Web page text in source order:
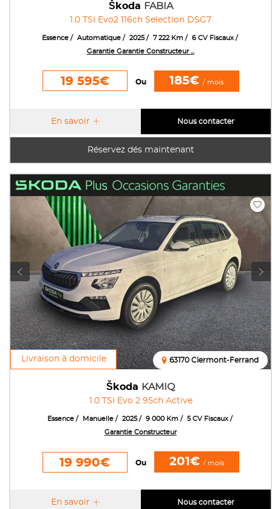
Škoda FABIA
1.0 TSI Evo2 116ch Selection DSG7
Essence Automatique 2025 7 222 Km
6 CV Fiscaux
Garantie Garantie Constructeur ...
19 595€ Ou 185€ / mois
Réservez dés maintenant
En savoir Nous contacter
Livraison à domicile
Škoda KAMIQ
1.0 TSI Evo 2 95ch Active
63170 Clermont-Ferrand
Essence Manuelle 2025 9 000 Km
5 CV Fiscaux
Garantie Constructeur
19 990€ Ou 201€ / mois
En savoir Nous contacter